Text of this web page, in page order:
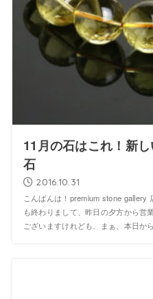
11月の石はこれ！新
石
2016.10.31
こんばんは！premium stone gallery
も終わりまして、昨日の夕方から営
ございますけれども、まぁ、本日か